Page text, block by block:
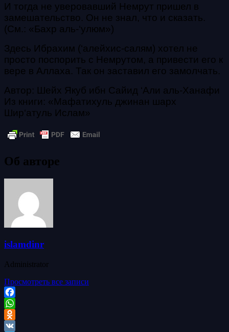
И тогда не уверовавший Немрут пришел в
замешательство. Он не знал, что и сказать.
(См.: «Бахр аль-‘улюм»)
Здесь Ибрахим (‘алейхис-салям) хотел не
просто поспорить с Немрутом, а привести его к
вере в Аллаха. Так он заставил его замолчать.
Автор: Шейх Якуб ибн Сайид ‘Али аль-Ханафи
Из книги: «Мафатихуль джинан шарх
Шир‘атуль Ислам»
Об авторе
islamdinr
Administrator
Просмотреть все записи
Facebook
WhatsApp
Odnoklassniki